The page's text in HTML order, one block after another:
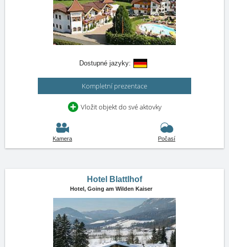
Dostupné jazyky:
Kompletní prezentace
Vložit objekt do své aktovky
Kamera Počasí
Hotel Blattlhof
Hotel, Going am Wilden Kaiser